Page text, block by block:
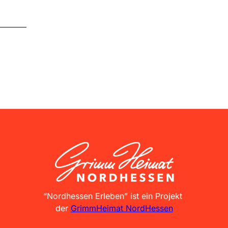
GrimmHeimat NordHessen
“Nordhessen Erleben” ist ein Projekt
der GrimmHeimat NordHessen